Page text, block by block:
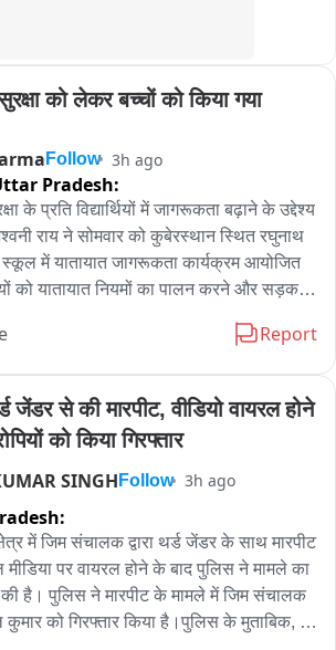
आरोपी की गिरफ्तारी के लिए पुलिस टीम
को लेकर बच्चों को किया गया
Follow 3h ago
Pradesh:
के प्रति विद्यार्थियों में जागरूकता बढ़ाने के उद्देश्य
राय ने सोमवार को कुबेरस्थान स्थित रघुनाथ
स्कूल में यातायात जागरूकता कार्यक्रम आयोजित
को यातायात नियमों का पालन करने और सड़क
राय ने बच्चों को हेलमेट और सीट बेल्ट के महत्व
कहा कि दोपहिया वाहन चलाते समय हेलमेट का
है, जबकि चारपहिया वाहन में सीट बेल्ट गंभीर
है। उन्होंने विद्यार्थियों को जेब्रा क्रॉसिंग का
देते हुए कहा,
भी बचें, दूसरों को भी बचाएं
को सड़क पार करते समय दाएं-बाएं देखकर आगे
नहीं करने तथा साइकिल चलाते समय सावधानी
यातायात निरीक्षक ने कहा कि बच्चों की सुरक्षा
नहीं किया जाएगा। स्कूलों में ऐसे जागरूकता
किए जाएंगे।उन्होंने कहा कि जागरूक बच्चे
पालन करने के साथ परिवार के लोगों को भी नियमों
Report
से की मारपीट, वीडियो वायरल होने
को किया गिरफ्तार
SINGH Follow 3h ago
में जिम संचालक द्वारा थर्ड जेंडर के साथ मारपीट
पर वायरल होने के बाद पुलिस ने मामले का
की है। पुलिस ने मारपीट के मामले में जिम संचालक
को गिरफ्तार किया है।पुलिस के मुताबिक,